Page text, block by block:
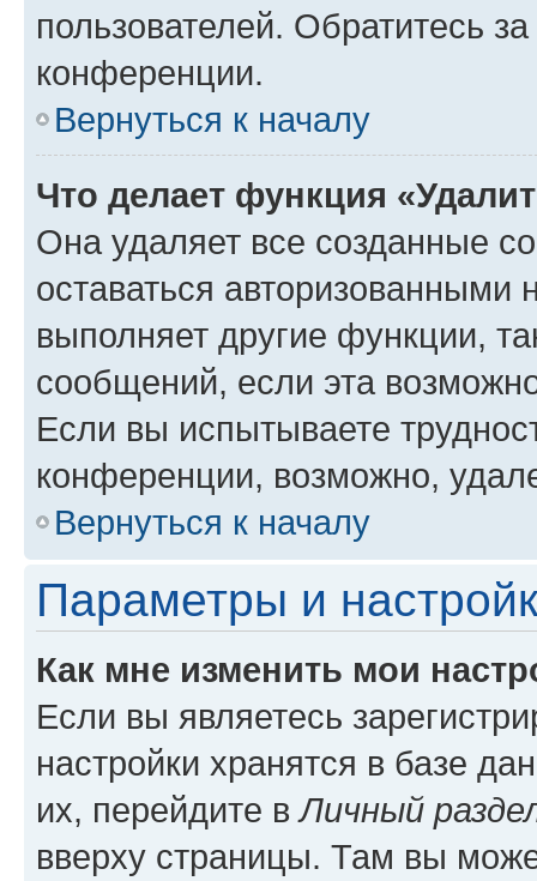
пользователей. Обратитесь
конференции.
Вернуться к началу
Что делает функция
Она удаляет все созданные
оставаться авторизованными
выполняет другие функции,
сообщений, если эта
Если вы испытываете
конференции, возможно,
Вернуться к началу
Параметры и
Как мне изменить мои
Если вы являетесь
настройки хранятся в базе
их, перейдите вЛичный
вверху страницы. Там вы